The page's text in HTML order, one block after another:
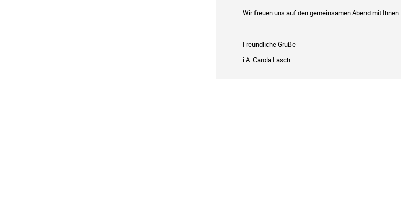
Wir freuen uns auf den gemeinsamen Abend mit Ihnen.
Freundliche Grüße
i.A. Carola Lasch